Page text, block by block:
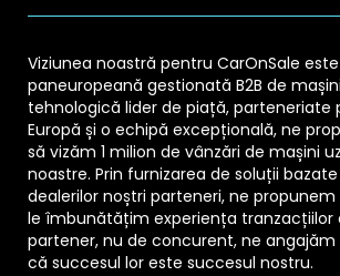
Viziunea noastră pentru CarOnSale
paneuropeană gestionată B2B de
tehnologică lider de piață,
Europă și o echipă excepțională, ne
să vizăm 1 milion de vânzări de mașini
noastre. Prin furnizarea de soluții
dealerilor noștri parteneri, ne
le îmbunătățim experiența
partener, nu de concurent, ne
că succesul lor este succesul nostru.